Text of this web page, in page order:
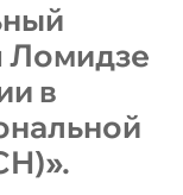
Ломидзе
в